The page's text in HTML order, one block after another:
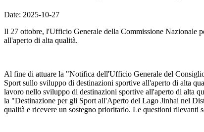
Date: 2025-10-27
Il 27 ottobre, l'Ufficio Generale della Commissione Nazionale
all'aperto di alta qualità.
Al fine di attuare la "Notifica dell'Ufficio Generale del
Sport sullo sviluppo di destinazioni sportive all'aperto di alta
lavoro nello sviluppo di destinazioni sportive all'aperto di alta
la "Destinazione per gli Sport all'Aperto del Lago Jinhai nel
qualità e ricevere un sostegno prioritario. Le questioni rilevanti